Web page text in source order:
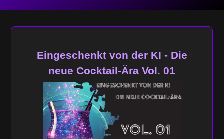
Eingeschenkt von der KI - Die
neue Cocktail-Ära Vol. 01